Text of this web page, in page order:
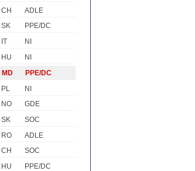
CH
ADLE
SK
PPE/DC
IT
NI
HU
NI
MD
PPE/DC
PL
NI
NO
GDE
SK
SOC
RO
ADLE
CH
SOC
HU
PPE/DC